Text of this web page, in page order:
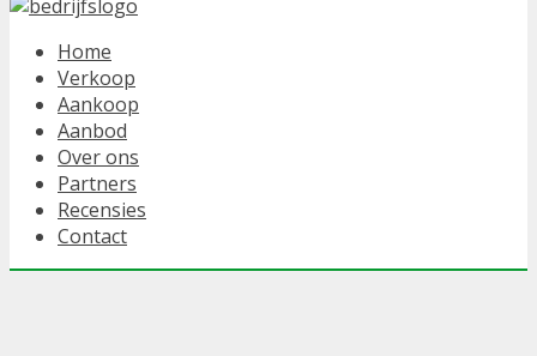
Home
Verkoop
Aankoop
Aanbod
Over ons
Partners
Recensies
Contact